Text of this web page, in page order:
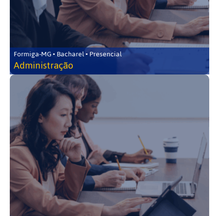
Formiga-MG • Bacharel • Presencial
Administração